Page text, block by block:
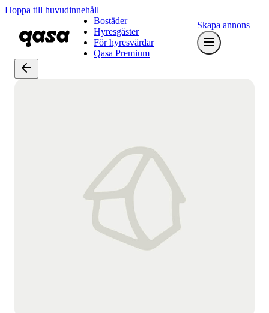
Hoppa till huvudinnehåll
Bostäder
Hyresgäster
För hyresvärdar
Qasa Premium
Skapa annons